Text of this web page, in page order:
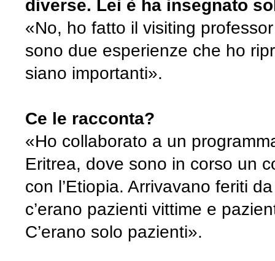
diverse. Lei è ha insegnato
«No, ho fatto il visiting
sono due esperienze che ho
siano importanti».
Ce le racconta?
«Ho collaborato a un
Eritrea, dove sono in corso un
con l’Etiopia. Arrivavano feriti
c’erano pazienti vittime e
C’erano solo pazienti».